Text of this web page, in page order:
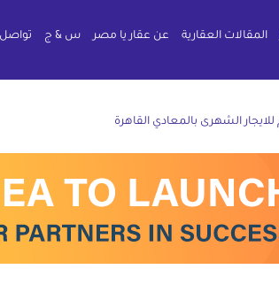
المقالات العقارية عن عقار يا مصر س & ج